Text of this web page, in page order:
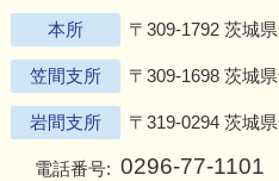
本所 〒309-1792 茨城
笠間支所 〒309-1698 茨城
岩間支所 〒319-0294 茨城
電話番号: 0296-77-1101